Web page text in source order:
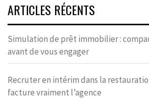
ARTICLES RÉCENTS
Simulation de prêt immobilier :
avant de vous engager
Recruter en intérim dans la
facture vraiment l’agence